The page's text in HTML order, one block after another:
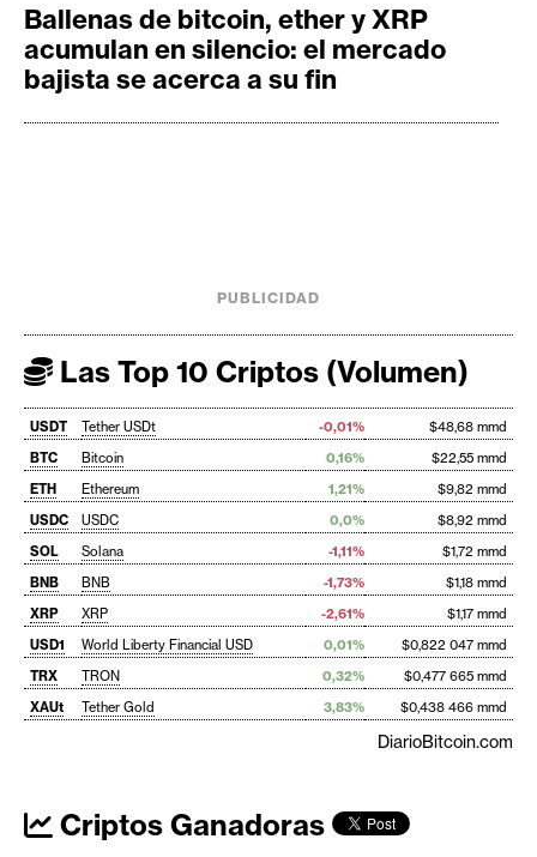
Ballenas de bitcoin, ether y XRP
acumulan en silencio: el mercado
bajista se acerca a su fin
PUBLICIDAD
Las Top 10 Criptos (Volumen)
USDT Tether USDt -0,01%
$48,68 mmd
BTC
Bitcoin 0,16%
$22,55 mmd
ETH
Ethereum 1,21%
$9,82 mmd
USDC
USDC 0,0%
$8,92 mmd
SOL
Solana -1,11%
$1,72 mmd
BNB
BNB -1,73%
$1,18 mmd
XRP
XRP -2,61%
$1,17 mmd
USD1
World Liberty Financial USD 0,01%
$0,822 047 mmd
TRX
TRON 0,32%
$0,477 665 mmd
XAUt
Tether Gold 3,83% $0,438 466 mmd
DiarioBitcoin.com
Criptos Ganadoras